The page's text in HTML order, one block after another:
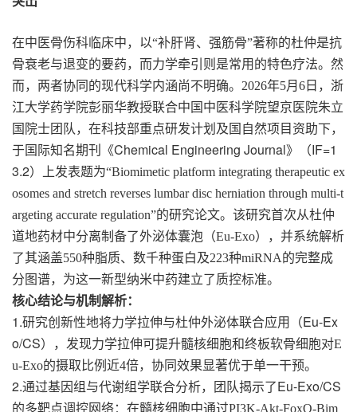
在中医骨伤科临床中，以“补肝肾、强筋骨”著称的杜仲是抗
骨衰老与退变的要药，而力学牵引则是常用的特色疗法。然
而，两者协同的现代科学内涵尚不明确。 2026年5月 6 日，浙
江大学药学院彭丽华教授联合中国中医科学院望京医院朱立
国院士团队，在科技部重点研发计划及国自然项目资助下，
于国际知名期刊
《Chemical Engineering Journal》 （IF=1
3.2）上发表题为“Biomimetic platform integrating therapeutic ex
osomes and stretch reverses lumbar disc herniation through multi-t
argeting accurate regulation”的研究论文。该研究首次从杜仲
道地药材中分离制备了外泌体囊泡（Eu-Exo），并系统解析
了其涵盖550种脂质、数千种蛋白及223种miRNA的完整成
分图谱，为这一新型纳米中药建立了质控标准。
核心结论与机制解析：
1.研究创新性地将力学拉伸与杜仲外泌体联合应用（Eu-Ex
o/CS），发现力学拉伸可提升髓核细胞和终板软骨细胞对E
u-Exo的摄取比例近4倍，协同效果显著优于单一干预。
2.通过基因组与代谢组学联合分析，团队揭示了Eu-Exo/CS
的多靶点调控网络：在髓核细胞中通过PI3K-Akt-FoxO-Bim